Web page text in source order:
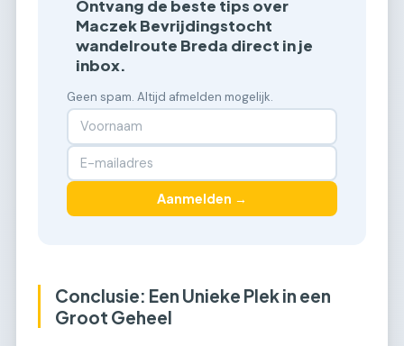
Ontvang de beste tips over
Maczek Bevrijdingstocht
wandelroute Breda direct in je
inbox.
Geen spam. Altijd afmelden mogelijk.
Aanmelden →
Conclusie: Een Unieke Plek in een
Groot Geheel